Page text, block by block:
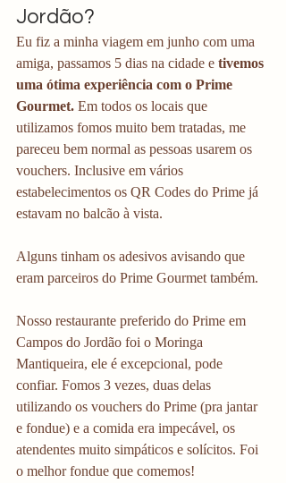
Jordão?
Eu fiz a minha viagem em junho com uma
amiga, passamos 5 dias na cidade e tivemos
uma ótima experiência com o Prime
Gourmet. Em todos os locais que
utilizamos fomos muito bem tratadas, me
pareceu bem normal as pessoas usarem os
vouchers. Inclusive em vários
estabelecimentos os QR Codes do Prime já
estavam no balcão à vista.
Alguns tinham os adesivos avisando que
eram parceiros do Prime Gourmet também.
Nosso restaurante preferido do Prime em
Campos do Jordão foi o Moringa
Mantiqueira, ele é excepcional, pode
confiar. Fomos 3 vezes, duas delas
utilizando os vouchers do Prime (pra jantar
e fondue) e a comida era impecável, os
atendentes muito simpáticos e solícitos. Foi
o melhor fondue que comemos!